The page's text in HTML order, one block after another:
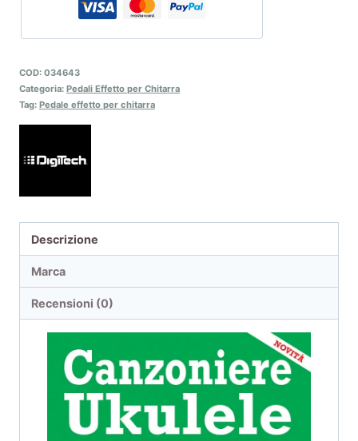
COD: 034643
Categoria: Pedali Effetto per Chitarra
Tag: Pedale effetto per chitarra
Descrizione
Marca
Recensioni (0)